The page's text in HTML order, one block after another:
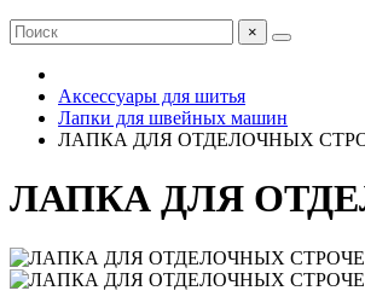
×
Аксессуары для шитья
Лапки для швейных машин
ЛАПКА ДЛЯ ОТДЕЛОЧНЫХ
ЛАПКА ДЛЯ